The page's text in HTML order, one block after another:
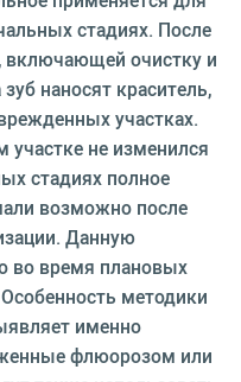
стадиях. После
включающей очистку и
наносят краситель,
участках.
участке не изменился
стадиях полное
возможно после
Данную
во время плановых
методики
именно
флюорозом или